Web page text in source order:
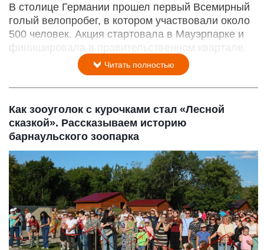
В столице Германии прошел первый Всемирный
голый велопробег, в котором участвовали около
500 человек. Акция стартовала в Мауэрпарке и
финишировала в правительственном квартале.
Читать полностью
Как зооуголок с курочками стал «Лесной
сказкой». Рассказываем историю
барнаульского зоопарка